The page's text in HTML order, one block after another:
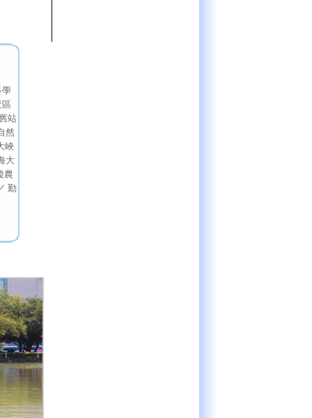
學
站
然
峽
大
農
勤